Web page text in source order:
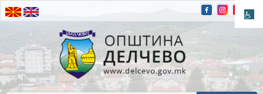
Прескокнете на содржината
Општина Делчево